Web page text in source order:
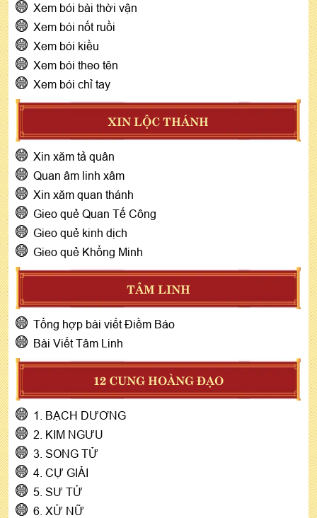
Xem bói bài thời vận
Xem bói nốt ruồi
Xem bói kiều
Xem bói theo tên
Xem bói chỉ tay
XIN LỘC THÁNH
Xin xăm tả quân
Quan âm linh xâm
Xin xăm quan thánh
Gieo quẻ Quan Tế Công
Gieo quẻ kinh dịch
Gieo quẻ Khổng Minh
TÂM LINH
Tổng hợp bài viết Điềm Báo
Bài Viết Tâm Linh
12 CUNG HOÀNG ĐẠO
1. BẠCH DƯƠNG
2. KIM NGƯU
3. SONG TỬ
4. CỰ GIẢI
5. SƯ TỬ
6. XỬ NỮ